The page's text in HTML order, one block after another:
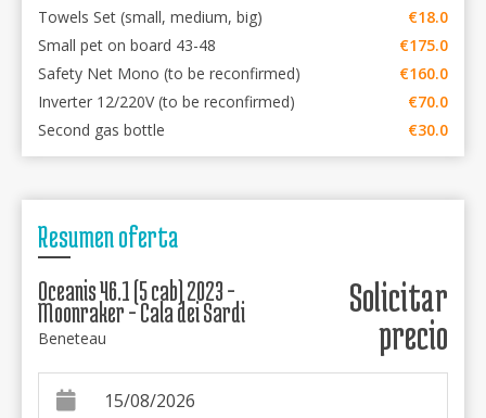
Towels Set (small, medium, big)
€18.0
Small pet on board 43-48
€175.0
Safety Net Mono (to be reconfirmed)
€160.0
Inverter 12/220V (to be reconfirmed)
€70.0
Second gas bottle
€30.0
Resumen oferta
Oceanis 46.1 (5 cab) 2023 -
Moonraker - Cala dei Sardi
Beneteau
Solicitar
precio